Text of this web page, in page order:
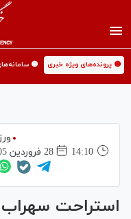
🟡 پرونده‌های ویژه خبری 🟡
14:10
28 فروردين 1405
استراحت